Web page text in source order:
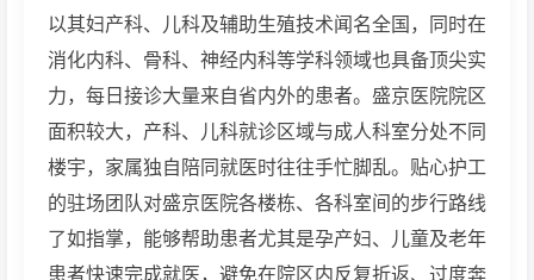
以其妇产科、儿科及辅助生殖技术闻名全国，同时在
消化内科、骨科、神经内科等学科领域也具备顶尖实
力，每日接诊大量来自省内外的患者。盛京医院院区
面积较大，产科、儿科就诊区域与成人科室分处不同
楼宇，家属独自陪同就医时往往手忙脚乱。贴心护工
的驻场团队对盛京医院各楼栋、各科室间的步行路线
了如指掌，能够帮助患者尤其是孕产妇、儿童及老年
患者快速完成就医，避免在院区内反复折返、过度奔